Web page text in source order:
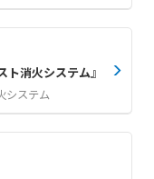
消火システム』
システム